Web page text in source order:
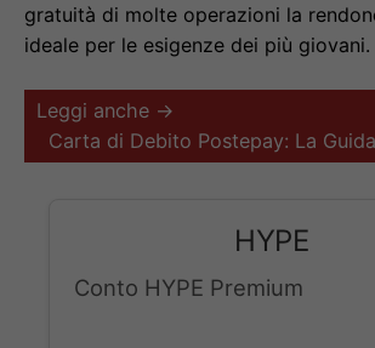
gratuità di molte operazioni la
ideale per le esigenze dei più giovani.
Leggi anche →
Carta di Debito Postepay: La
HYPE
Conto HYPE Premium